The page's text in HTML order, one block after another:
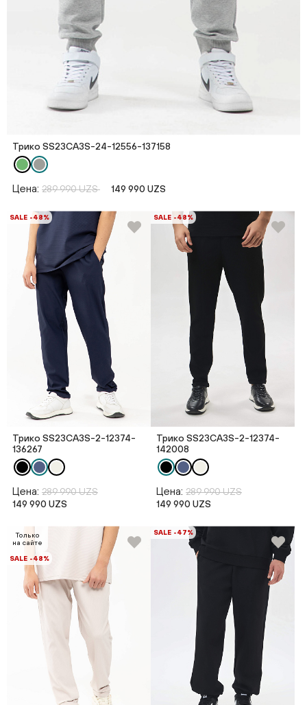
Трико SS23CA3S-24-12556-137158
Цена: 289 990 UZS 149 990 UZS
SALE -48%
Трико SS23CA3S-2-12374-
136267
Цена: 289 990 UZS
149 990 UZS
SALE -48%
Трико SS23CA3S-2-12374-
142008
Цена: 289 990 UZS
149 990 UZS
Только
на сайте
SALE -48%
SALE -47%